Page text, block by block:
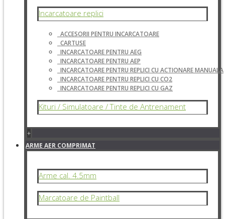
Incarcatoare replici
ACCESORII PENTRU INCARCATOARE
CARTUSE
INCARCATOARE PENTRU AEG
INCARCATOARE PENTRU AEP
INCARCATOARE PENTRU REPLICI CU ACTIONARE MANUALA
INCARCATOARE PENTRU REPLICI CU CO2
INCARCATOARE PENTRU REPLICI CU GAZ
Kituri / Simulatoare / Tinte de Antrenament
+
ARME AER COMPRIMAT
Arme cal. 4.5mm
Marcatoare de Paintball